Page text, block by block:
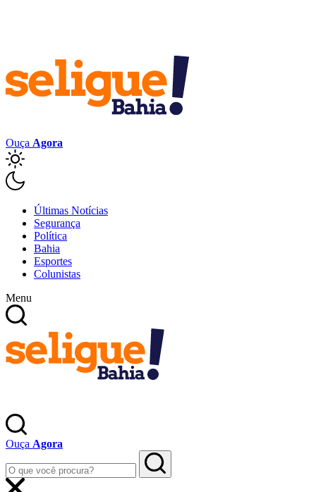
Ouça Agora
Últimas Notícias
Segurança
Política
Bahia
Esportes
Colunistas
Menu
Ouça Agora